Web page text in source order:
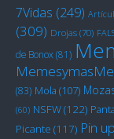
7Vidas (249)
(309) Drojas (70)
de Bonox(81)
(83) Mola (107)
(60) NSFW(122)
Picante (117) Pin up